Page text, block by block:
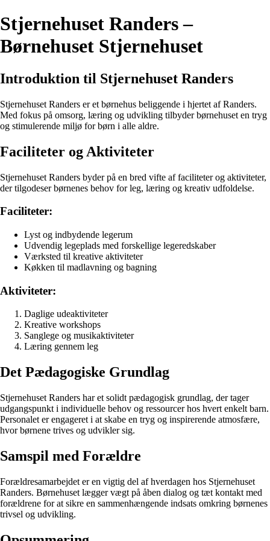
Stjernehuset Randers –
Børnehuset Stjernehuset
Introduktion til Stjernehuset Randers
Stjernehuset Randers er et børnehus beliggende i hjertet af Randers.
Med fokus på omsorg, læring og udvikling tilbyder børnehuset en tryg
og stimulerende miljø for børn i alle aldre.
Faciliteter og Aktiviteter
Stjernehuset Randers byder på en bred vifte af faciliteter og aktiviteter,
der tilgodeser børnenes behov for leg, læring og kreativ udfoldelse.
Faciliteter:
Lyst og indbydende legerum
Udvendig legeplads med forskellige legeredskaber
Værksted til kreative aktiviteter
Køkken til madlavning og bagning
Aktiviteter:
Daglige udeaktiviteter
Kreative workshops
Sanglege og musikaktiviteter
Læring gennem leg
Det Pædagogiske Grundlag
Stjernehuset Randers har et solidt pædagogisk grundlag, der tager
udgangspunkt i individuelle behov og ressourcer hos hvert enkelt barn.
Personalet er engageret i at skabe en tryg og inspirerende atmosfære,
hvor børnene trives og udvikler sig.
Samspil med Forældre
Forældresamarbejdet er en vigtig del af hverdagen hos Stjernehuset
Randers. Børnehuset lægger vægt på åben dialog og tæt kontakt med
forældrene for at sikre en sammenhængende indsats omkring børnenes
trivsel og udvikling.